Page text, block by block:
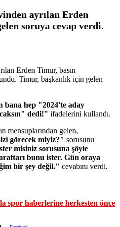
ayrılan Erden
soruya cevap verdi.
Erden Timur, basın
Timur, başkanlık için gelen
bana hep "2024'te aday
dedi!" ifadelerini kullandı.
mensuplarından gelen,
görecek miyiz?" sorusunu
misiniz sorusuna şöyle
bunu ister. Gün oraya
bir şey değil." cevabını verdi.
spor haberlerine herkesten önce